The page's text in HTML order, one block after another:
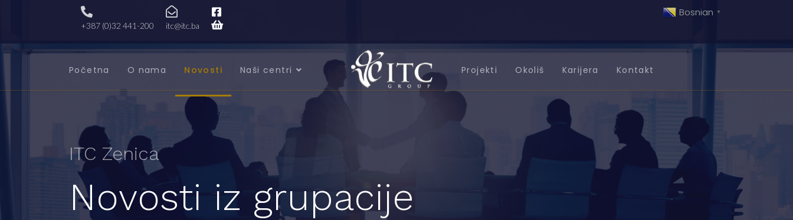
+387 (0)32 441-200 itc@itc.ba
Bosnian ▼
Početna O nama Novosti Naši centri Projekti Okoliš Karijera Kontakt
ITC Zenica
Novosti iz grupacije